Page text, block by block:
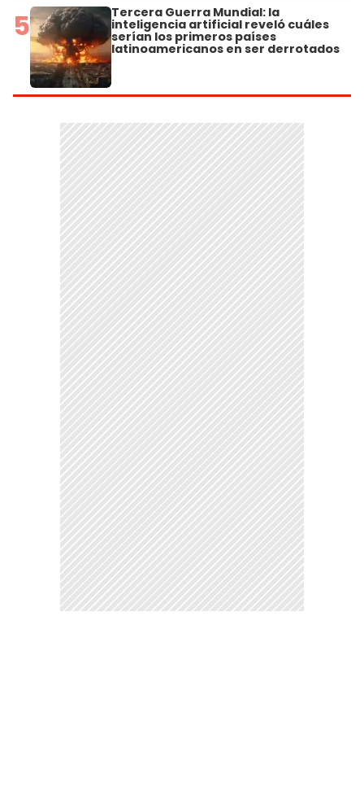
5 Tercera Guerra Mundial: la
inteligencia artificial reveló cuáles
serían los primeros países
latinoamericanos en ser derrotados